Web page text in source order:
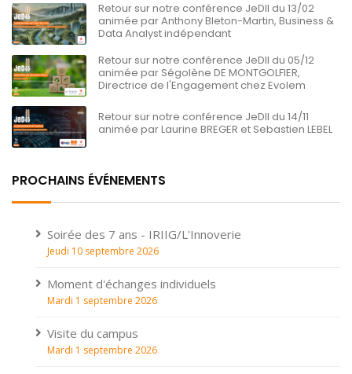
Retour sur notre conférence JeDII du 13/02
animée par Anthony Bleton-Martin, Business &
Data Analyst indépendant
Retour sur notre conférence JeDII du 05/12
animée par Ségolène DE MONTGOLFIER,
Directrice de l'Engagement chez Evolem
Retour sur notre conférence JeDII du 14/11
animée par Laurine BREGER et Sebastien LEBEL
PROCHAINS ÉVÉNEMENTS
Soirée des 7 ans - IRIIG/L'Innoverie
Jeudi 10 septembre 2026
Moment d'échanges individuels
Mardi 1 septembre 2026
Visite du campus
Mardi 1 septembre 2026